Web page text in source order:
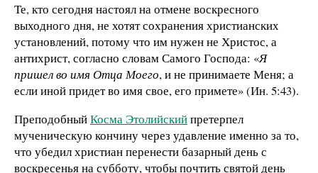
Те, кто сегодня настоял на отмене воскресного
выходного дня, не хотят сохранения христианских
установлений, потому что им нужен не Христос, а
антихрист, согласно словам Самого Господа: «Я
пришел во имя Отца Моего, и не принимаете Меня; а
если иной придет во имя свое, его примете» (Ин. 5:43).
ПреподобныйКосма Этолийскийпретерпел
мученическую кончину через удавление именно за то,
что убедил христиан перенести базарный день с
воскресенья на субботу, чтобы почтить святой день